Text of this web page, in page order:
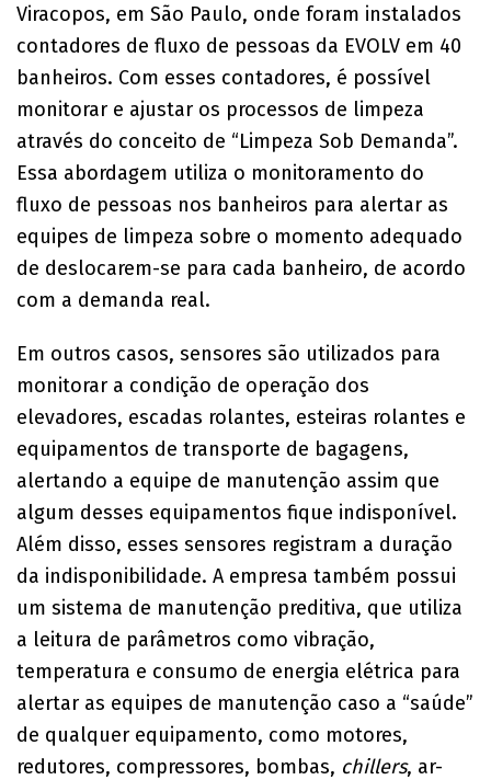
Viracopos, em São Paulo, onde foram instalados
contadores de fluxo de pessoas da EVOLV em 40
banheiros. Com esses contadores, é possível
monitorar e ajustar os processos de limpeza
através do conceito de “Limpeza Sob Demanda”.
Essa abordagem utiliza o monitoramento do
fluxo de pessoas nos banheiros para alertar as
equipes de limpeza sobre o momento adequado
de deslocarem-se para cada banheiro, de acordo
com a demanda real.
Em outros casos, sensores são utilizados para
monitorar a condição de operação dos
elevadores, escadas rolantes, esteiras rolantes e
equipamentos de transporte de bagagens,
alertando a equipe de manutenção assim que
algum desses equipamentos fique indisponível.
Além disso, esses sensores registram a duração
da indisponibilidade. A empresa também possui
um sistema de manutenção preditiva, que utiliza
a leitura de parâmetros como vibração,
temperatura e consumo de energia elétrica para
alertar as equipes de manutenção caso a “saúde”
de qualquer equipamento, como motores,
redutores, compressores, bombas, chillers, ar-